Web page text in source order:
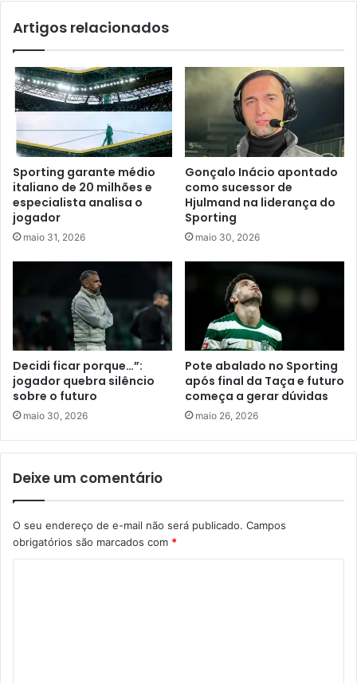
Artigos relacionados
Sporting garante médio
italiano de 20 milhões e
especialista analisa o
jogador
maio 31, 2026
Gonçalo Inácio apontado
como sucessor de
Hjulmand na liderança do
Sporting
maio 30, 2026
Decidi ficar porque…”:
jogador quebra silêncio
sobre o futuro
maio 30, 2026
Pote abalado no Sporting
após final da Taça e futuro
começa a gerar dúvidas
maio 26, 2026
Deixe um comentário
O seu endereço de e-mail não será publicado. Campos
obrigatórios são marcados com *